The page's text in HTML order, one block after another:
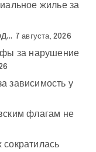
жилье за
7 августа, 2026
за нарушение
зависимость у
флагам не